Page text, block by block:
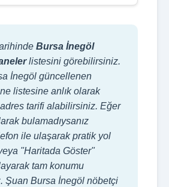
Bursa İnegöl
listesini görebilirsiniz.
İnegöl güncellenen
listesine anlık olarak
tarifi alabilirsiniz. Eğer
bulamadıysanız
ile ulaşarak pratik yol
"Haritada Göster"
tam konumu
Şuan Bursa İnegöl nöbetçi